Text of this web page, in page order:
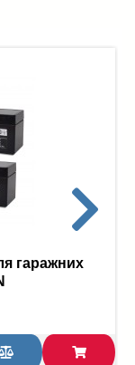
гаражних